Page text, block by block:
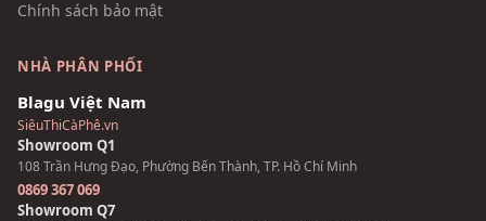
Chính sách bảo mật
NHÀ PHÂN PHỐI
Blagu Việt Nam
SiêuThiCàPhê.vn
Showroom Q1
108 Trần Hưng Đạo, Phường Bến Thành, TP. Hồ Chí Minh
0869 367 069
Showroom Q7